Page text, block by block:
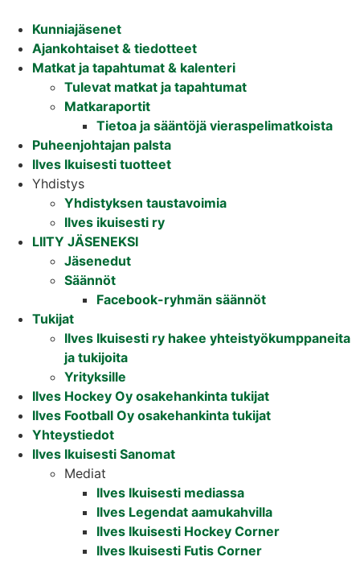
sisältöönKunniajäsenet
Ajankohtaiset & tiedotteet
Matkat ja tapahtumat & kalenteri
Tulevat matkat ja tapahtumat
Matkaraportit
Tietoa ja sääntöjä vieraspelimatkoista
Puheenjohtajan palsta
Ilves Ikuisesti tuotteet
Yhdistys
Yhdistyksen taustavoimia
Ilves ikuisesti ry
LIITY JÄSENEKSI
Jäsenedut
Säännöt
Facebook-ryhmän säännöt
Tukijat
Ilves Ikuisesti ry hakee yhteistyökumppaneita
ja tukijoita
Yrityksille
Ilves Hockey Oy osakehankinta tukijat
Ilves Football Oy osakehankinta tukijat
Yhteystiedot
Ilves Ikuisesti Sanomat
Mediat
Ilves Ikuisesti mediassa
Ilves Legendat aamukahvilla
Ilves Ikuisesti Hockey Corner
Ilves Ikuisesti Futis Corner